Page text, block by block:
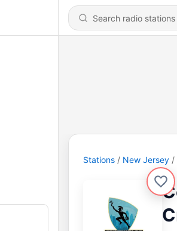
Stations New Jersey